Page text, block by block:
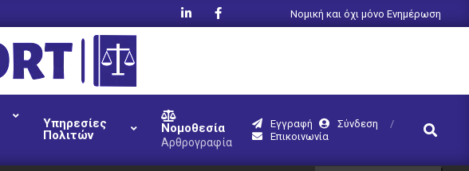
Νομική και όχι μόνο Ενημέρωση
Υπηρεσίες
Πολιτών
Νομοθεσία
Αρθρογραφία
Εγγραφή
Σύνδεση
Επικοινωνία
Search